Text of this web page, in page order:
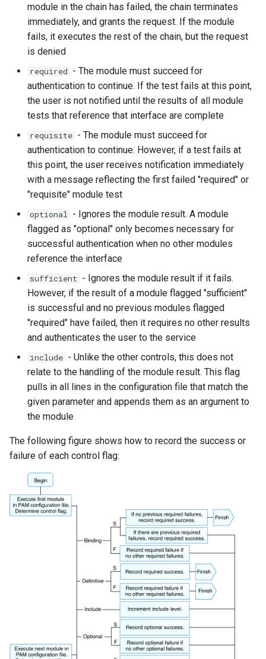
module in the chain has failed, the chain terminates
immediately, and grants the request. If the module
fails, it executes the rest of the chain, but the request
is denied
required - The module must succeed for
authentication to continue. If the test fails at this point,
the user is not notified until the results of all module
tests that reference that interface are complete
requisite - The module must succeed for
authentication to continue. However, if a test fails at
this point, the user receives notification immediately
with a message reflecting the first failed "required" or
"requisite" module test
optional - Ignores the module result. A module
flagged as "optional" only becomes necessary for
successful authentication when no other modules
reference the interface
sufficient - Ignores the module result if it fails.
However, if the result of a module flagged "sufficient"
is successful and no previous modules flagged
"required" have failed, then it requires no other results
and authenticates the user to the service
include - Unlike the other controls, this does not
relate to the handling of the module result. This flag
pulls in all lines in the configuration file that match the
given parameter and appends them as an argument to
the module
The following figure shows how to record the success or
failure of each control flag: